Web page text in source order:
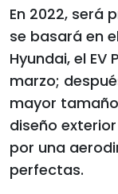
En 2022, será
se basará en
Hyundai, el
marzo;
mayor
diseño
por una
perfectas.